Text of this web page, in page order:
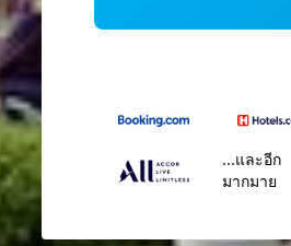
...และอีก
มากมาย